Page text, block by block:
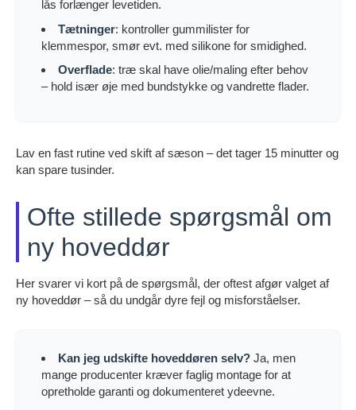
lås forlænger levetiden.
Tætninger: kontroller gummilister for
klemmespor, smør evt. med silikone for smidighed.
Overflade: træ skal have olie/maling efter behov
– hold især øje med bundstykke og vandrette flader.
Lav en fast rutine ved skift af sæson – det tager 15 minutter og
kan spare tusinder.
Ofte stillede spørgsmål om
ny hoveddør
Her svarer vi kort på de spørgsmål, der oftest afgør valget af
ny hoveddør – så du undgår dyre fejl og misforståelser.
Kan jeg udskifte hoveddøren selv? Ja, men
mange producenter kræver faglig montage for at
opretholde garanti og dokumenteret ydeevne.